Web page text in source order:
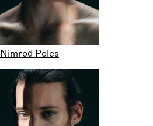
Nimrod Poles